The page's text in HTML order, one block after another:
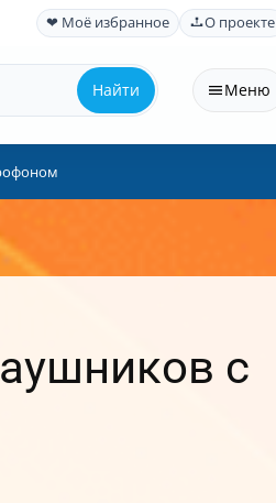
❤ Моё избранное О проекте
Найти Меню
с